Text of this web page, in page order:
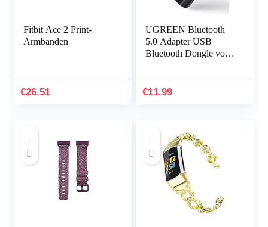
Fitbit Ace 2 Print-
Armbanden
€26.51
UGREEN Bluetooth
5.0 Adapter USB
Bluetooth Dongle voor
Compatibel met
€11.99